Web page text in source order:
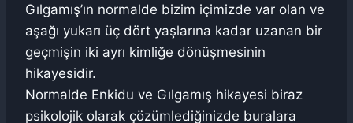
Gılgamış’ın normalde bizim içimizde var olan ve
aşağı yukarı üç dört yaşlarına kadar uzanan bir
geçmişin iki ayrı kimliğe dönüşmesinin
hikayesidir.
Normalde Enkidu ve Gılgamış hikayesi biraz
psikolojik olarak çözümlediğinizde buralara